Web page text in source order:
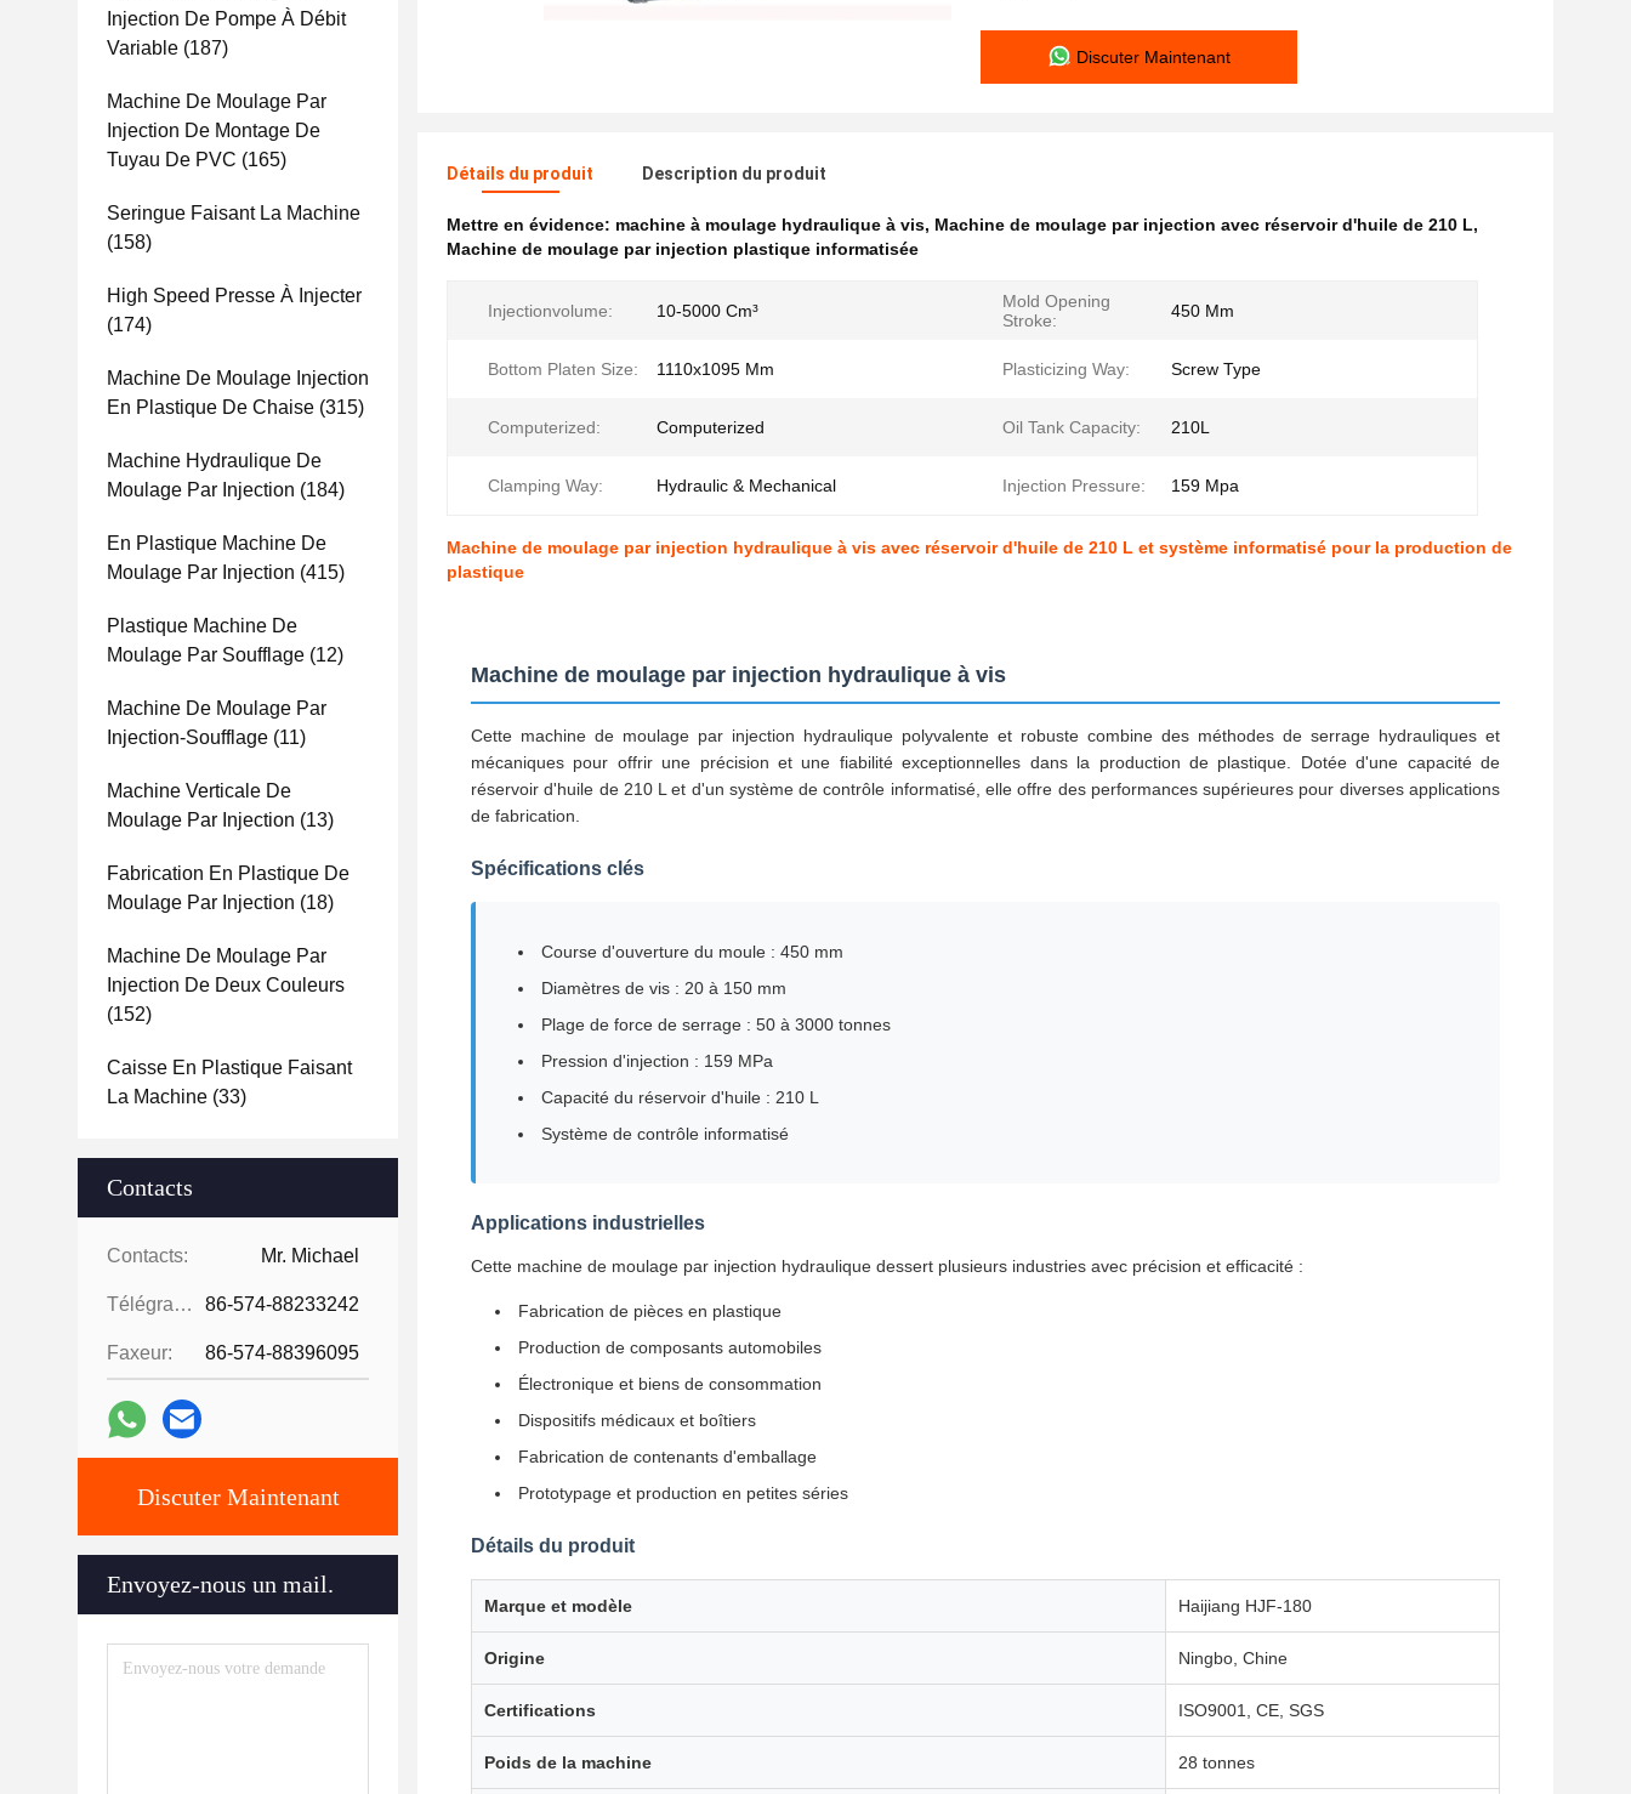
Injection De Pompe À Débit
Variable (187)
Machine De Moulage Par
Injection De Montage De
Tuyau De PVC (165)
Seringue Faisant La Machine
(158)
High Speed ​​presse À Injecter
(174)
Machine De Moulage Injection
En Plastique De Chaise (315)
Machine Hydraulique De
Moulage Par Injection (184)
En Plastique Machine De
Moulage Par Injection (415)
Plastique Machine De
Moulage Par Soufflage (12)
Machine De Moulage Par
Injection-Soufflage (11)
Machine Verticale De
Moulage Par Injection (13)
Fabrication En Plastique De
Moulage Par Injection (18)
Machine De Moulage Par
Injection De Deux Couleurs
(152)
Caisse En Plastique Faisant
La Machine (33)
Contacts
Contacts: Mr. Michael
Télégramme: 86-574-88233242
Faxeur: 86-574-88396095
Discuter Maintenant
Envoyez-nous un mail.
Discuter Maintenant
Détails du produit Description du produit
Mettre en évidence: machine à moulage hydraulique à vis, Machine de moulage par injection avec réservoir d'huile de 210 L,
Machine de moulage par injection plastique informatisée
Injectionvolume: 10-5000 Cm³
Mold Opening
Stroke:
450 Mm
Bottom Platen Size: 1110x1095 Mm Plasticizing Way: Screw Type
Computerized: Computerized Oil Tank Capacity: 210L
Clamping Way: Hydraulic & Mechanical Injection Pressure: 159 Mpa
Machine de moulage par injection hydraulique à vis avec réservoir d'huile de 210 L et système informatisé pour la production de
plastique
Machine de moulage par injection hydraulique à vis
Cette machine de moulage par injection hydraulique polyvalente et robuste combine des méthodes de serrage hydrauliques et
mécaniques pour offrir une précision et une fiabilité exceptionnelles dans la production de plastique. Dotée d'une capacité de
réservoir d'huile de 210 L et d'un système de contrôle informatisé, elle offre des performances supérieures pour diverses applications
de fabrication.
Spécifications clés
Course d'ouverture du moule : 450 mm
Diamètres de vis : 20 à 150 mm
Plage de force de serrage : 50 à 3000 tonnes
Pression d'injection : 159 MPa
Capacité du réservoir d'huile : 210 L
Système de contrôle informatisé
Applications industrielles
Cette machine de moulage par injection hydraulique dessert plusieurs industries avec précision et efficacité :
Fabrication de pièces en plastique
Production de composants automobiles
Électronique et biens de consommation
Dispositifs médicaux et boîtiers
Fabrication de contenants d'emballage
Prototypage et production en petites séries
Détails du produit
Marque et modèle Haijiang HJF-180
Origine Ningbo, Chine
Certifications ISO9001, CE, SGS
Poids de la machine 28 tonnes